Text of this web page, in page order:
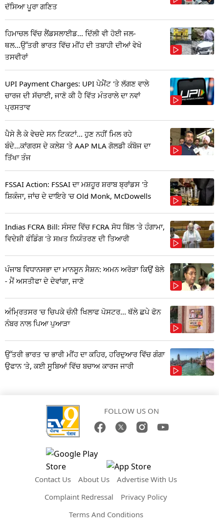
ਦੱਸਿਆ ਪੂਰਾ ਗਣਿਤ
ਹਿਮਾਚਲ ਵਿੱਚ ਲੈਂਡਸਲਾਈਡ... ਦਿੱਲੀ ਵੀ ਹੋਈ ਜਲ-
ਥਲ...ਉੱਤਰੀ ਭਾਰਤ ਵਿੱਚ ਮੀਂਹ ਦੀ ਤਬਾਹੀ ਦੀਆਂ ਵੇਖੋ
ਤਸਵੀਰਾਂ
UPI Payment Charges: UPI ਪੇਮੈਂਟ 'ਤੇ ਲੱਗਣ ਵਾਲੇ
ਚਾਰਜ ਦੀ ਸੱਚਾਈ, ਜਾਣੋ ਕੀ ਹੈ ਵਿੱਤ ਮੰਤਰਾਲੇ ਦਾ ਨਵਾਂ
ਪ੍ਰਸਤਾਵ
ਪੈਸੇ ਲੈ ਕੇ ਵੇਚਦੇ ਸਨ ਟਿਕਟਾਂ... ਹੁਣ ਨਹੀਂ ਮਿਲ ਰਹੇ
ਬੰਦੇ...ਕਾਂਗਰਸ ਦੇ ਕਲੇਸ਼ 'ਤੇ AAP MLA ਗੋਲਡੀ ਕੰਬੋਜ ਦਾ
ਤਿੱਖਾ ਤੰਜ
FSSAI Action: FSSAI ਦਾ ਮਸ਼ਹੂਰ ਸ਼ਰਾਬ ਬ੍ਰਾਂਡਸ 'ਤੇ
ਸ਼ਿਕੰਜਾ, ਜਾਂਚ ਦੇ ਦਾਇਰੇ 'ਚ Old Monk, McDowells
Indias FCRA Bill: ਸੰਸਦ ਵਿੱਚ FCRA ਸੋਧ ਬਿੱਲ 'ਤੇ ਹੰਗਾਮਾ,
ਵਿਦੇਸ਼ੀ ਫੰਡਿੰਗ 'ਤੇ ਸਖ਼ਤ ਨਿਯੰਤਰਣ ਦੀ ਤਿਆਰੀ
ਪੰਜਾਬ ਵਿਧਾਨਸਭਾ ਦਾ ਮਾਨਸੂਨ ਸੈਸ਼ਨ: ਅਮਨ ਅਰੋੜਾ ਕਿਉਂ ਬੋਲੇ
- ਮੈਂ ਅਸਤੀਫਾ ਦੇ ਦੇਵਾਂਗਾ, ਜਾਣੋ
ਅੰਮ੍ਰਿਤਸਰ 'ਚ ਚਿਪਕੇ ਚੰਨੀ ਖਿਲਾਫ ਪੋਸਟਰ... ਥੱਲੇ ਛਪੇ ਫੋਨ
ਨੰਬਰ ਨਾਲ ਪਿਆ ਪੁਆੜਾ
ਉੱਤਰੀ ਭਾਰਤ 'ਚ ਭਾਰੀ ਮੀਂਹ ਦਾ ਕਹਿਰ, ਹਰਿਦੁਆਰ ਵਿੱਚ ਗੰਗਾ
ਉਫਾਨ 'ਤੇ, ਕਈ ਸੂਬਿਆਂ ਵਿੱਚ ਬਚਾਅ ਕਾਰਜ ਜਾਰੀ
FOLLOW US ON
Contact Us About Us
Advertise With Us
Complaint Redressal
Privacy Policy
Terms And Conditions